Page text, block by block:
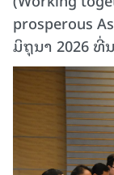
prosperous
ມິຖຸນາ 2026 ທີ່